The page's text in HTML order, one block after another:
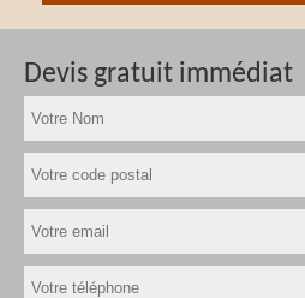
Devis gratuit immédiat